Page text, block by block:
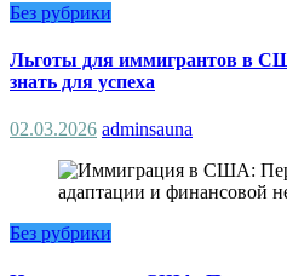
Без рубрики
Льготы для иммигрантов в
знать для успеха
02.03.2026 adminsauna
Без рубрики